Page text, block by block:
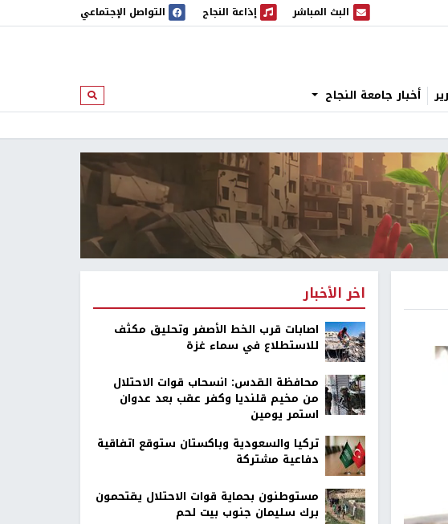
البث المباشر
البث المباشر إذاعة النجاح
إذاعة النجاح التواصل الإجتماعي
أخبار جامعة النجاح ابحث
اخر الأخبار
اصابات قرب الخط الأصفر وتحليق مكثف
للاستطلاع في سماء غزة
محافظة القدس: انسحاب قوات الاحتلال
من مخيم قلنديا وكفر عقب بعد عدوان
استمر يومين
تركيا والسعودية وباكستان ستوقع اتفاقية
دفاعية مشتركة
مستوطنون بحماية قوات الاحتلال يقتحمون
برك سليمان جنوب بيت لحم